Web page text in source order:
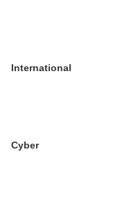
International
Cyber